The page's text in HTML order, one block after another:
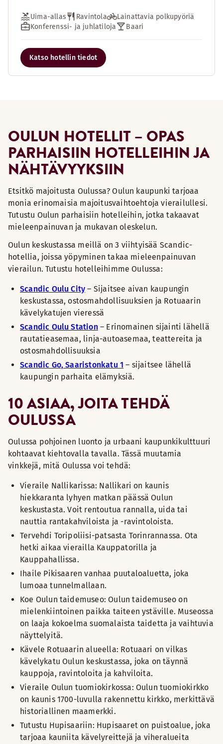
Uima-allas Ravintola
Lainattavia polkupyöriä
Konferenssi- ja juhlatiloja
Baari
Katso hotellin tiedot
OULUN HOTELLIT – OPAS
PARHAISIIN HOTELLEIHIN JA
NÄHTÄVYYKSIIN
Etsitkö majoitusta Oulussa? Oulun kaupunki tarjoaa
monia erinomaisia majoitusvaihtoehtoja vierailullesi.
Tutustu Oulun parhaisiin hotelleihin, jotka takaavat
mieleenpainuvan ja mukavan oleskelun.
Oulun keskustassa meillä on 3 viihtyisää Scandic-
hotellia, joissa yöpyminen takaa mieleenpainuvan
vierailun. Tutustu hotelleihimme Oulussa:
Scandic Oulu City – Sijaitsee aivan kaupungin
keskustassa, ostosmahdollisuuksien ja Rotuaarin
kävelykatujen vieressä
Scandic Oulu Station– Erinomainen sijainti lähellä
rautatieasemaa, linja-autoasemaa, teattereita ja
ostosmahdollisuuksia
Scandic Go, Saaristonkatu 1 – sijaitsee lähellä
kaupungin parhaita elämyksiä.
10 ASIAA, JOITA TEHDÄ
OULUSSA
Oulussa pohjoinen luonto ja urbaani kaupunkikulttuuri
kohtaavat kiehtovalla tavalla. Tässä muutamia
vinkkejä, mitä Oulussa voi tehdä:
Vieraile Nallikarissa: Nallikari on kaunis
hiekkaranta lyhyen matkan päässä Oulun
keskustasta. Voit rentoutua rannalla, uida tai
nauttia rantakahviloista ja -ravintoloista.
Tervehdi Toripoliisi-patsasta Torinrannassa. Ota
hetki aikaa vierailla Kauppatorilla ja
Kauppahallissa.
Ihaile Pikisaaren vanhaa puutaloaluetta, joka
lumoaa tunnelmallaan.
Koe Oulun taidemuseo: Oulun taidemuseo on
mielenkiintoinen paikka taiteen ystäville. Museossa
on laaja kokoelma suomalaista taidetta ja vaihtuvia
näyttelyitä.
Kävele Rotuaarin alueella: Rotuaari on vilkas
kävelykatu Oulun keskustassa, joka on täynnä
kauppoja, ravintoloita ja kahviloita.
Vieraile Oulun tuomiokirkossa: Oulun tuomiokirkko
on kaunis 1700-luvulla rakennettu kirkko, merkittävä
historiallinen maamerkki.
Tutustu Hupisaariin: Hupisaaret on puistoalue, joka
tarjoaa kauniita kävelyreittejä ja viheralueita